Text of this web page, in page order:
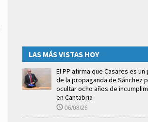
LAS MÁS VISTAS HOY
El PP afirma que Casares es un
de la propaganda de Sánchez
ocultar ocho años de
en Cantabria
06/08/26